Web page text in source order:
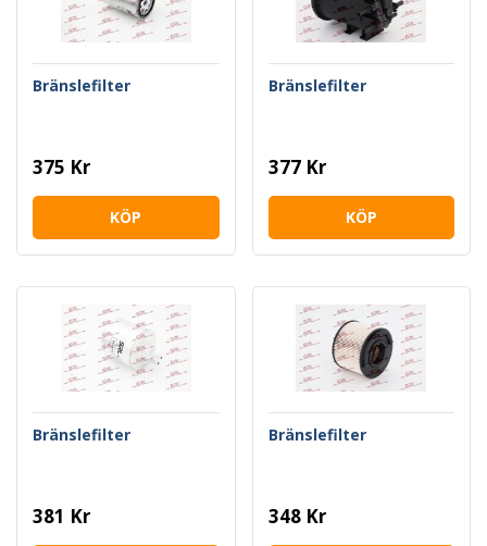
Bränslefilter
375 Kr
KÖP
Bränslefilter
377 Kr
KÖP
Bränslefilter
381 Kr
Bränslefilter
348 Kr